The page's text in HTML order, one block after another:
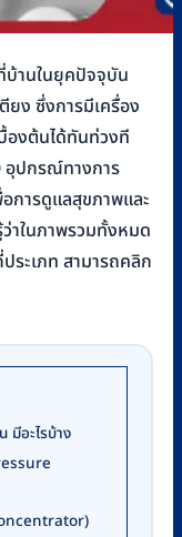
านในยุคปัจจุบัน
ง ซึ่งการมีเครื่อง
องต้นได้ทันท่วงที
อุปกรณ์ทางการ
การดูแลสุขภาพและ
าในภาพรวมทั้งหมด
ระเภท สามารถคลิก
อะไรบ้าง